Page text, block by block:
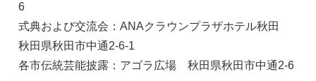
6
式典および交流会：ANAクラウンプラザホテル秋田
秋田県秋田市中通2-6-1
各市伝統芸能披露：アゴラ広場 秋田県秋田市中通2-6